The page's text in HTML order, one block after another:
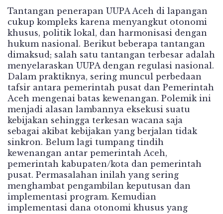
Tantangan penerapan UUPA Aceh di lapangan
cukup kompleks karena menyangkut otonomi
khusus, politik lokal, dan harmonisasi dengan
hukum nasional. Berikut beberapa tantangan
dimaksud; salah satu tantangan terbesar adalah
menyelaraskan UUPA dengan regulasi nasional.
Dalam praktiknya, sering muncul perbedaan
tafsir antara pemerintah pusat dan Pemerintah
Aceh mengenai batas kewenangan. Polemik ini
menjadi alasan lambannya eksekusi suatu
kebijakan sehingga terkesan wacana saja
sebagai akibat kebijakan yang berjalan tidak
sinkron. Belum lagi tumpang tindih
kewenangan antar pemerintah Aceh,
pemerintah kabupaten/kota dan pemerintah
pusat. Permasalahan inilah yang sering
menghambat pengambilan keputusan dan
implementasi program. Kemudian
implementasi dana otonomi khusus yang